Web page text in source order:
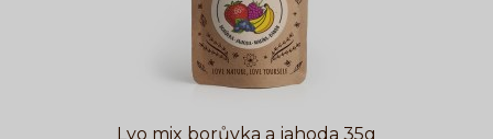
Lyo mix borůvka a jahoda 35g